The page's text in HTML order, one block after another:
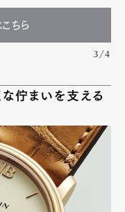
こちら
3/4
佇まいを支える